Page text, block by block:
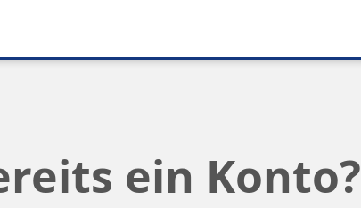
ein Konto?